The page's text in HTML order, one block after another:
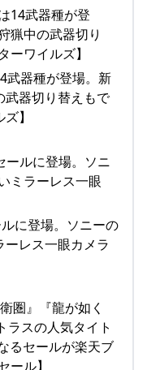
武器種が登場。新
武器切り替えもで
】
に登場。ソニーの
レス一眼カメラ